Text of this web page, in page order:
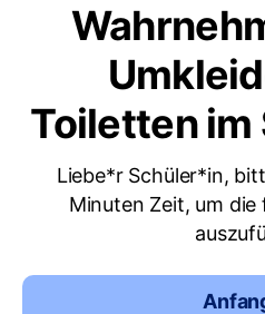
Toiletten
Liebe*r Schüler*in,
Minuten Zeit, um